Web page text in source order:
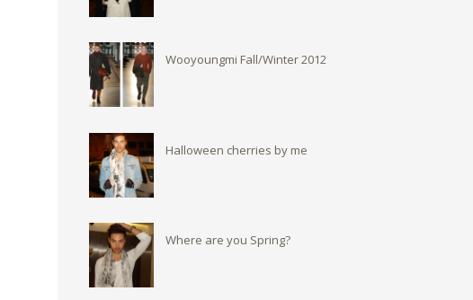
Wooyoungmi Fall/Winter 2012
Halloween cherries by me
Where are you Spring?